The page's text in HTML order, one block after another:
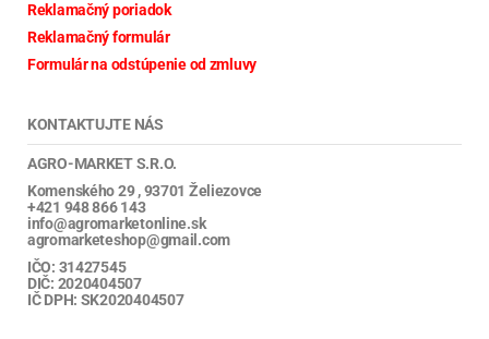
Reklamačný poriadok
Reklamačný formulár
Formulár na odstúpenie od zmluvy
KONTAKTUJTE NÁS
AGRO-MARKET S.R.O.
Komenského 29 , 93701 Želiezovce
+421 948 866 143
info@agromarketonline.sk
agromarketeshop@gmail.com
IČO: 31427545
DIČ: 2020404507
IČ DPH: SK2020404507